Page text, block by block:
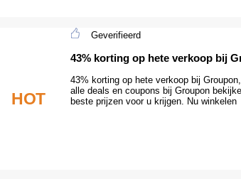
HOT
Geverifieerd
43% korting op hete verkoop bij
43% korting op hete verkoop bij
alle deals en coupons bij Groupon
beste prijzen voor u krijgen. Nu winkelen